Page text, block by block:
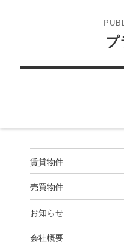
ゲ
ン
プ
賃貸物件
売買物件
お知らせ
会社概要